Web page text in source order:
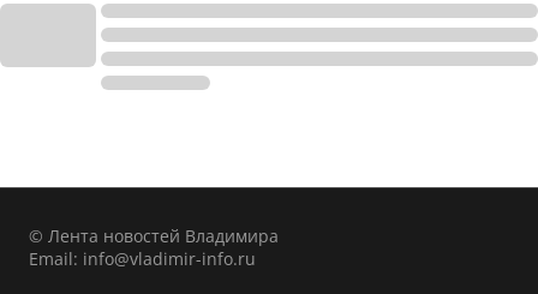
© Лента новостей Владимира
Email: info@vladimir-info.ru